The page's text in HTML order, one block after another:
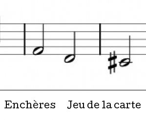
contenu
Enchères Jeu de la carte